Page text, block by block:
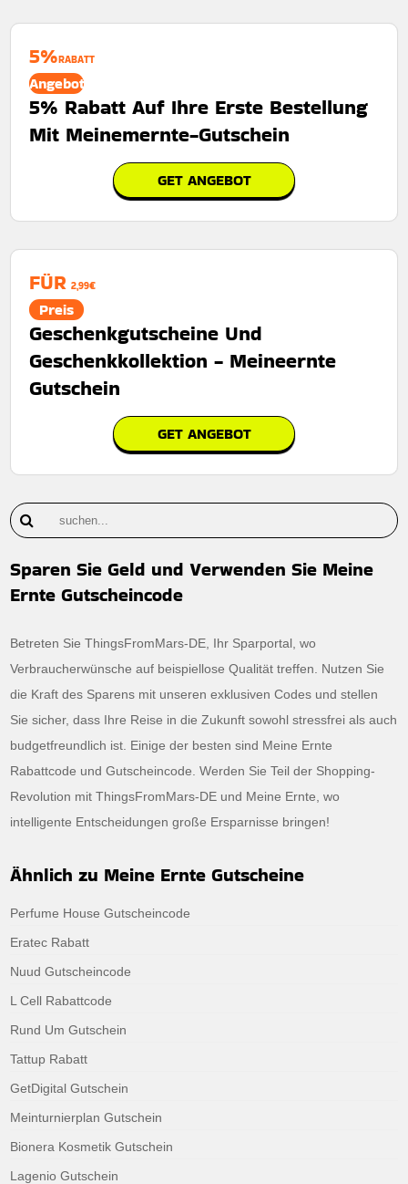
5%RABATT
Angebot
5% Rabatt Auf Ihre Erste Bestellung
Mit Meinemernte-Gutschein
GET ANGEBOT
FÜR 2,99€
Preis
Geschenkgutscheine Und
Geschenkkollektion - Meineernte
Gutschein
GET ANGEBOT
Sparen Sie Geld und Verwenden Sie Meine
Ernte Gutscheincode
Betreten Sie ThingsFromMars-DE, Ihr Sparportal, wo
Verbraucherwünsche auf beispiellose Qualität treffen. Nutzen Sie
die Kraft des Sparens mit unseren exklusiven Codes und stellen
Sie sicher, dass Ihre Reise in die Zukunft sowohl stressfrei als auch
budgetfreundlich ist. Einige der besten sind Meine Ernte
Rabattcode und Gutscheincode. Werden Sie Teil der Shopping-
Revolution mit ThingsFromMars-DE und Meine Ernte, wo
intelligente Entscheidungen große Ersparnisse bringen!
Ähnlich zu Meine Ernte Gutscheine
Perfume House Gutscheincode
Eratec Rabatt
Nuud Gutscheincode
L Cell Rabattcode
Rund Um Gutschein
Tattup Rabatt
GetDigital Gutschein
Meinturnierplan Gutschein
Bionera Kosmetik Gutschein
Lagenio Gutschein